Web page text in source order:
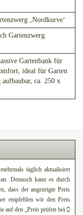
‚Nordkurve‘
Gartenzwerg
Gartenbank für
ideal für Garten
ca. 250 x
täglich aktualisiert
Dennoch kann es durch
dass der angezeigte Preis
empfehlen wir den Preis
auf den „Preis prüfen bei